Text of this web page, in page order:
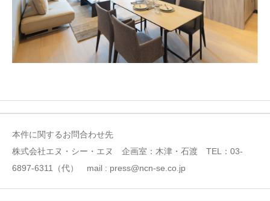
本件に関するお問合わせ先
株式会社エヌ・シー・エヌ 企画室：木津・石渡 TEL：03-
6897-6311（代） mail : press@ncn-se.co.jp